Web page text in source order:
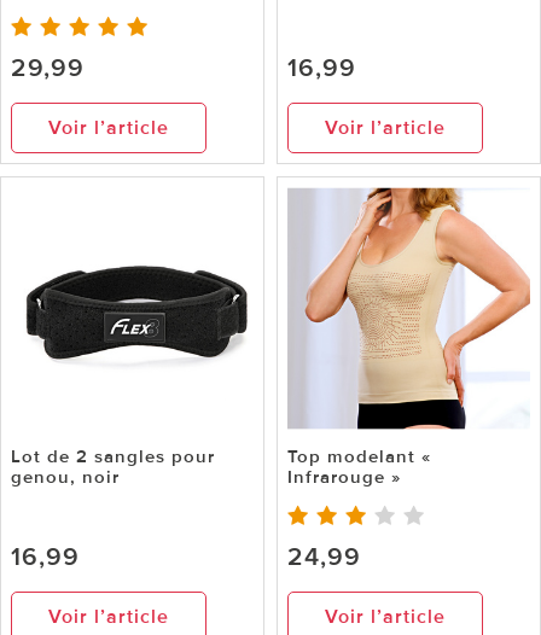
29,99
Voir l’article
16,99
Voir l’article
Lot de 2 sangles pour
genou, noir
16,99
Voir l’article
Top modelant «
Infrarouge »
24,99
Voir l’article